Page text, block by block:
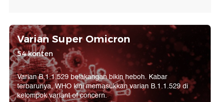
Varian Super Omicron
54 konten
Varian B.1.1.529 belakangan bikin heboh. Kabar
terbarunya, WHO kini memasukkan varian B.1.1.529 di
kelompok variant of concern.